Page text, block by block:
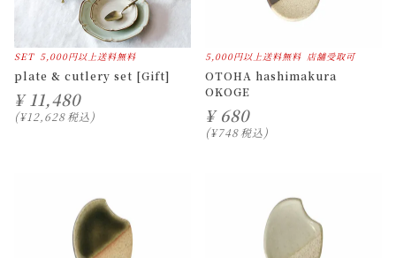
SET 5,000円以上送料無料
plate & cutlery set [Gift]
¥ 11,480
¥12,628税込
5,000円以上送料無料 店舗受取可
OTOHA hashimakura
OKOGE
¥ 680
¥748税込